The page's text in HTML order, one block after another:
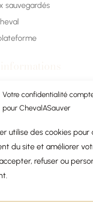
Votre confidentialité
pour ChevalASauver
utilise des cookies pour
du site et améliorer
refuser ou
sauvegardés
presse
chevaux.Explore le site